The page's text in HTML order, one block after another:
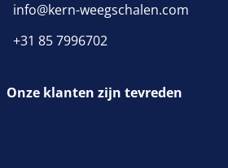
info@kern-weegschalen.com
+31 85 7996702
Onze klanten zijn tevreden